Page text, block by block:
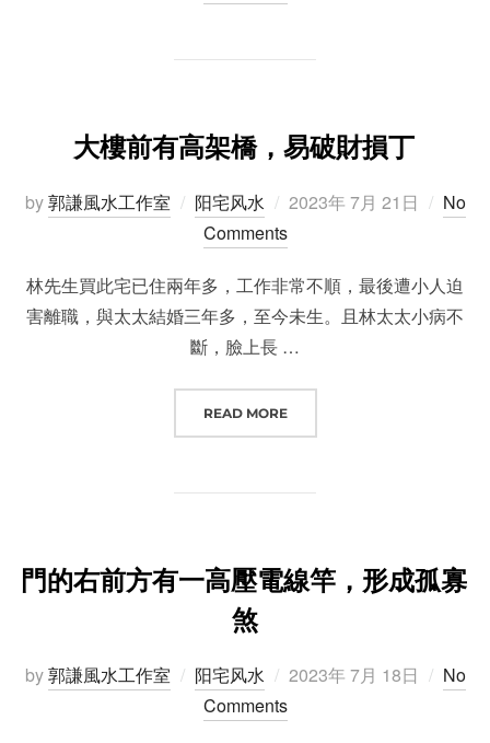
大樓前有高架橋，易破財損丁
by郭謙風水工作室 阳宅风水
Posted
on
2023年 7月 21日
No
Comments
林先生買此宅已住兩年多，工作非常不順，最後遭小人迫
害離職，與太太結婚三年多，至今未生。且林太太小病不
斷，臉上長 …
READ MORE“大樓前有高架橋，易破財損丁”
門的右前方有一高壓電線竿，形成孤寡
煞
by郭謙風水工作室 阳宅风水
Posted
on
2023年 7月 18日
No
Comments